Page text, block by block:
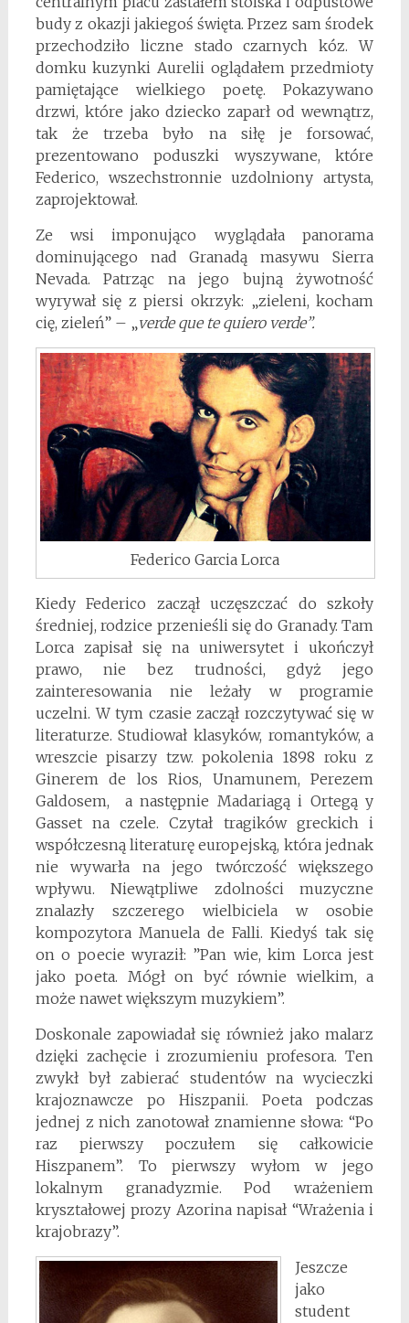
budy z okazji jakiegoś święta. Przez sam środek
przechodziło liczne stado czarnych kóz. W
domku kuzynki Aurelii oglądałem przedmioty
pamiętające wielkiego poetę. Pokazywano
drzwi, które jako dziecko zaparł od wewnątrz,
tak że trzeba było na siłę je forsować,
prezentowano poduszki wyszywane, które
Federico, wszechstronnie uzdolniony artysta,
zaprojektował.
Ze wsi imponująco wyglądała panorama
dominującego nad Granadą masywu Sierra
Nevada. Patrząc na jego bujną żywotność
wyrywał się z piersi okrzyk: „zieleni, kocham
cię, zieleń” – „verde que te quiero verde”.
Federico Garcia Lorca
Kiedy Federico zaczął uczęszczać do szkoły
średniej, rodzice przenieśli się do Granady. Tam
Lorca zapisał się na uniwersytet i ukończył
prawo, nie bez trudności, gdyż jego
zainteresowania nie leżały w programie
uczelni. W tym czasie zaczął rozczytywać się w
literaturze. Studiował klasyków, romantyków, a
wreszcie pisarzy tzw. pokolenia 1898 roku z
Ginerem de los Rios, Unamunem, Perezem
Galdosem, a następnie Madariagą i Ortegą y
Gasset na czele. Czytał tragików greckich i
współczesną literaturę europejską, która jednak
nie wywarła na jego twórczość większego
wpływu. Niewątpliwe zdolności muzyczne
znalazły szczerego wielbiciela w osobie
kompozytora Manuela de Falli. Kiedyś tak się
on o poecie wyraził: ”Pan wie, kim Lorca jest
jako poeta. Mógł on być równie wielkim, a
może nawet większym muzykiem”.
Doskonale zapowiadał się również jako malarz
dzięki zachęcie i zrozumieniu profesora. Ten
zwykł był zabierać studentów na wycieczki
krajoznawcze po Hiszpanii. Poeta podczas
jednej z nich zanotował znamienne słowa: “Po
raz pierwszy poczułem się całkowicie
Hiszpanem”. To pierwszy wyłom w jego
lokalnym granadyzmie. Pod wrażeniem
kryształowej prozy Azorina napisał “Wrażenia i
krajobrazy”.
Jeszcze
jako
student